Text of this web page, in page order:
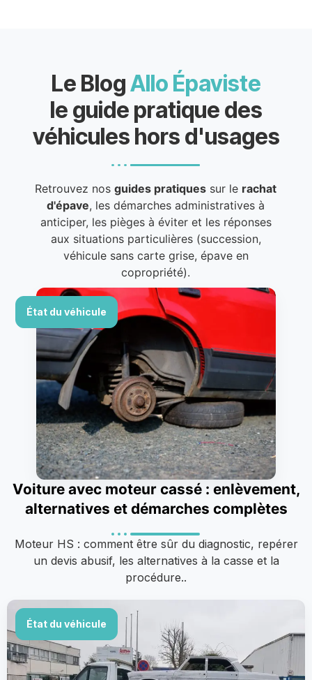
Le BlogAllo Épaviste
le guide pratique des
véhicules hors d'usages
Retrouvez nosguides pratiques sur le rachat
d'épave, les démarches administratives à
anticiper, les pièges à éviter et les réponses
aux situations particulières (succession,
véhicule sans carte grise, épave en
copropriété).
État du véhicule
Voiture avec moteur cassé : enlèvement,
alternatives et démarches complètes
Moteur HS : comment être sûr du diagnostic, repérer
un devis abusif, les alternatives à la casse et la
procédure..
État du véhicule